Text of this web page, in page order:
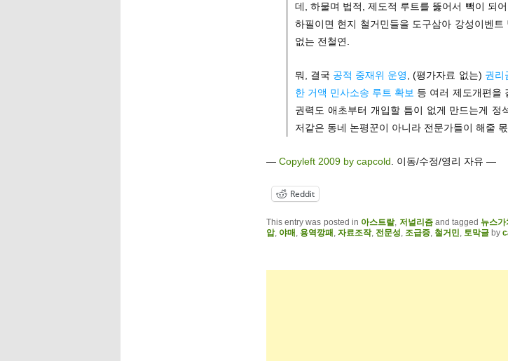
데, 하물며 법적, 제도적 루트를 뚫어서 빽이 되
하필이면 현지 철거민들을 도구삼아 강성이벤
없는 전철연.
뭐, 결국 공적 중재위 운영 , (평가자료 없는) 권리
한 거액 민사소송 루트 확보 등 여러 제도개편을
권력도 애초부터 개입할 틈이 없게 만드는게 정
저같은 동네 논평꾼이 아니라 전문가들이 해줄 몫
— Copyleft 2009 by capcold . 이동/수정/영리 자유 —
Reddit
This entry was posted in 아스트랄, 저널리즘and tagged 뉴스가
압, 야매 용역깡패 자료조작, 전문성 조급증, 철거민 토막글by